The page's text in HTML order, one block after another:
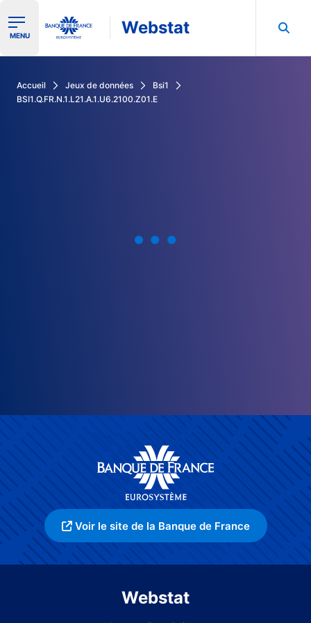
Ouvrir le menu de navigation
MENU Webstat
Accueil Jeux de données
Bsi1
BSI1.Q.FR.N.1.L21.A.1.U6.2100.Z01.E
Voir le site de la Banque de France
Webstat